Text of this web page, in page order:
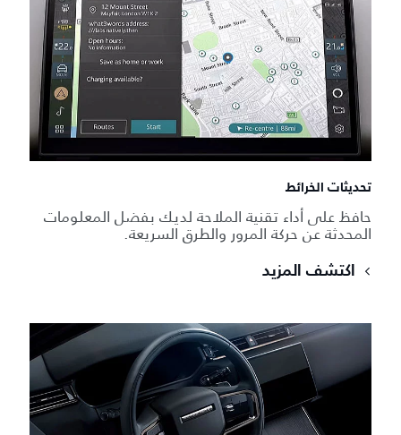
تحديثات الخرائط
حافظ على أداء تقنية الملاحة لديك بفضل المعلومات
المحدثة عن حركة المرور والطرق السريعة.
اكتشف المزيد